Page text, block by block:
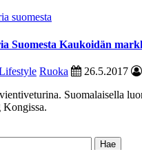
Suomesta Kaukoidän
Ruoka 26.5.2017
Suomalaisella